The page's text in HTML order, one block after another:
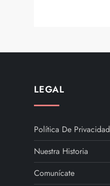
LEGAL
Política De Privacidad
Nuestra Historia
Comunícate